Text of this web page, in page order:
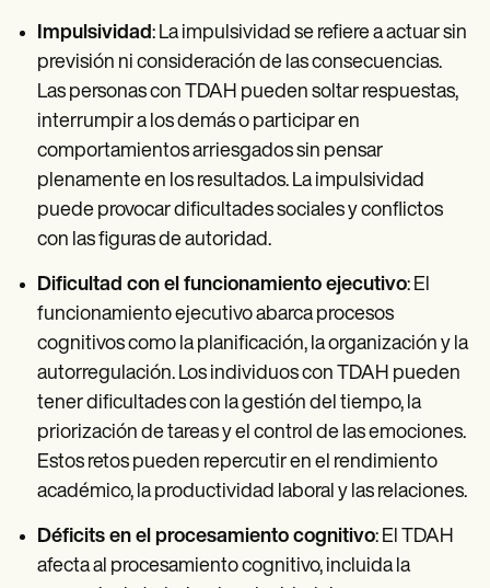
Impulsividad: La impulsividad se refiere a actuar sin
previsión ni consideración de las consecuencias.
Las personas con TDAH pueden soltar respuestas,
interrumpir a los demás o participar en
comportamientos arriesgados sin pensar
plenamente en los resultados. La impulsividad
puede provocar dificultades sociales y conflictos
con las figuras de autoridad.
Dificultad con el funcionamiento ejecutivo: El
funcionamiento ejecutivo abarca procesos
cognitivos como la planificación, la organización y la
autorregulación. Los individuos con TDAH pueden
tener dificultades con la gestión del tiempo, la
priorización de tareas y el control de las emociones.
Estos retos pueden repercutir en el rendimiento
académico, la productividad laboral y las relaciones.
Déficits en el procesamiento cognitivo: El TDAH
afecta al procesamiento cognitivo, incluida la